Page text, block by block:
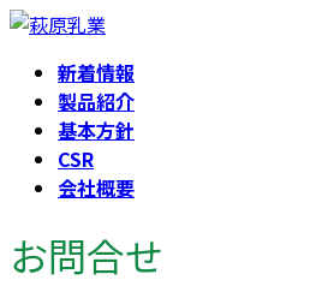
コ
ッ
プ
ナ
移
動
新着情報
製品紹介
基本方針
CSR
会社概要
お問合せ